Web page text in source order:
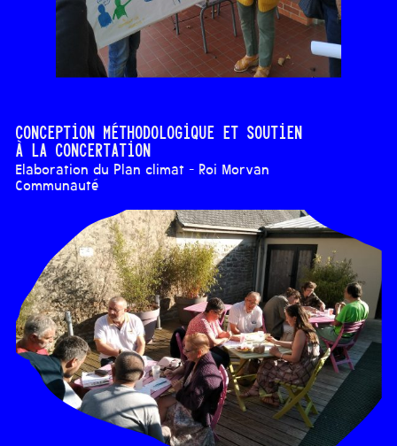
Conception méthodologique et soutien
à la concertation
Elaboration du Plan climat - Roi Morvan
Communauté